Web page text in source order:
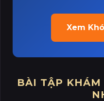
Xem
BÀI TẬP KHÁM